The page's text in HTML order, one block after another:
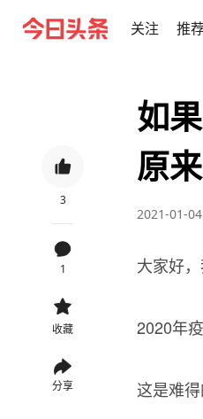
关注 推
3
1
收藏
分享
如
原
2021-01-
大家好，
2020年
这是难得